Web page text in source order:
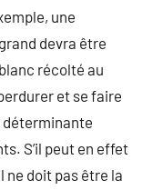
une
devra être
récolté au
et se faire
déterminante
S’il peut en effet
doit pas être la